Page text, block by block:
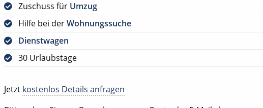
Zuschuss für Umzug
Hilfe bei derWohnungssuche
Dienstwagen
30 Urlaubstage
Jetzt kostenlos Details anfragen